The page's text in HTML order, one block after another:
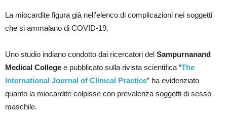
La miocardite figura già nell’elenco di complicazioni nei soggetti
che si ammalano di COVID-19.
Uno studio indiano condotto dai ricercatori del Sampurnanand
Medical College e pubblicato sulla rivista scientifica “The
International Journal of Clinical Practice” ha evidenziato
quanto la miocardite colpisse con prevalenza soggetti di sesso
maschile.